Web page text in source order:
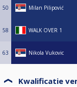
50 Milan Pilipović
58 WALK OVER 1
63 Nikola Vukovic
Kwalificatie